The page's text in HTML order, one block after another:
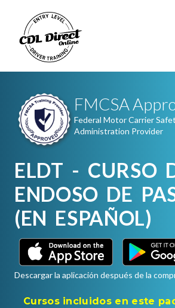
FMCSA
Federal Motor Carrier
Administration Provider
ELDT - CURSO
ENDOSO DE
(EN ESPAÑOL)
Descargar la aplicación después de la
Cursos incluidos en este